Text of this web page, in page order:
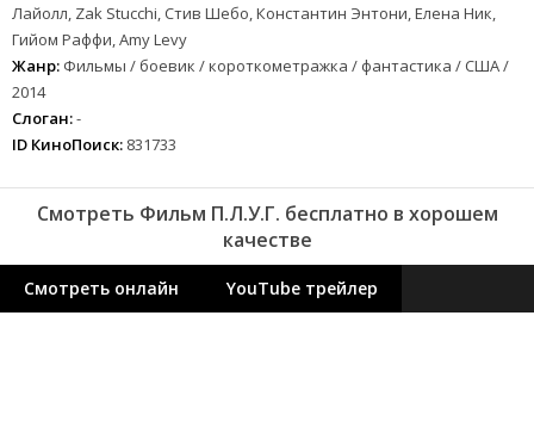
Лайолл, Zak Stucchi, Стив Шебо, Константин Энтони, Елена Ник,
Гийом Раффи, Amy Levy
Жанр: Фильмы / боевик / короткометражка / фантастика / США /
2014
Слоган:-
ID КиноПоиск: 831733
Смотреть Фильм П.Л.У.Г. бесплатно в хорошем
качестве
Смотреть онлайн YouTube трейлер